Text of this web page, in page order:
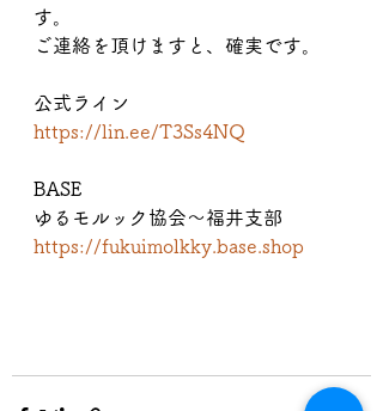
す。
ご連絡を頂けますと、確実です。
公式ライン
https://lin.ee/T3Ss4NQ
BASE
ゆるモルック協会〜福井支部
https://fukuimolkky.base.shop